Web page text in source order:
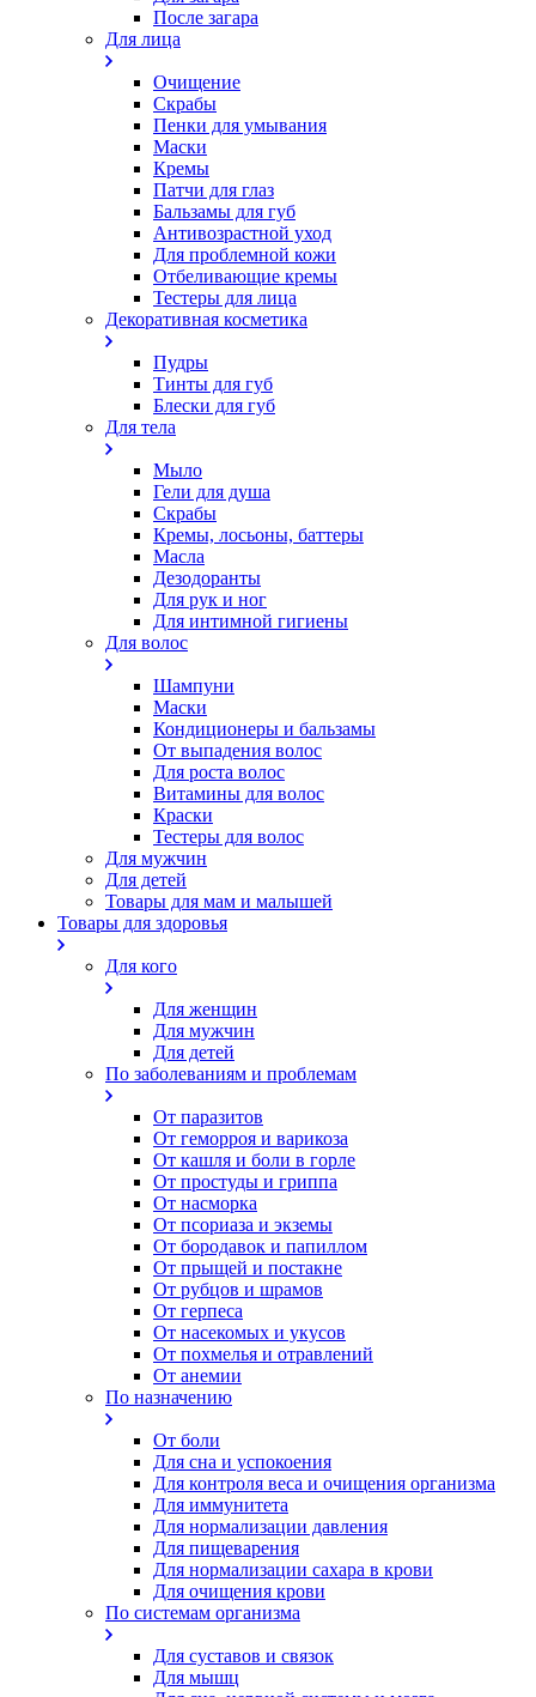
После загара
Для лица
Очищение
Скрабы
Пенки для умывания
Маски
Кремы
Патчи для глаз
Бальзамы для губ
Антивозрастной уход
Для проблемной кожи
Oтбеливающие кремы
Тестеры для лица
Декоративная косметика
Пудры
Тинты для губ
Блески для губ
Для тела
Мыло
Гели для душа
Скрабы
Кремы, лосьоны, баттеры
Масла
Дезодоранты
Для рук и ног
Для интимной гигиены
Для волос
Шампуни
Маски
Кондиционеры и бальзамы
От выпадения волос
Для роста волос
Витамины для волос
Краски
Тестеры для волос
Для мужчин
Для детей
Товары для мам и малышей
Товары для здоровья
Для кого
Для женщин
Для мужчин
Для детей
По заболеваниям и проблемам
От паразитов
Oт геморроя и варикоза
От кашля и боли в горле
От простуды и гриппа
От насморка
Oт псориаза и экземы
От бородавок и папиллом
От прыщей и постакне
От рубцов и шрамов
От герпеса
От насекомых и укусов
От похмелья и отравлений
От анемии
По назначению
От боли
Для сна и успокоения
Для контроля веса и очищения организма
Для иммунитета
Для нормализации давления
Для пищеварения
Для нормализации сахара в крови
Для очищения крови
По системам организма
Для суставов и связок
Для мышц